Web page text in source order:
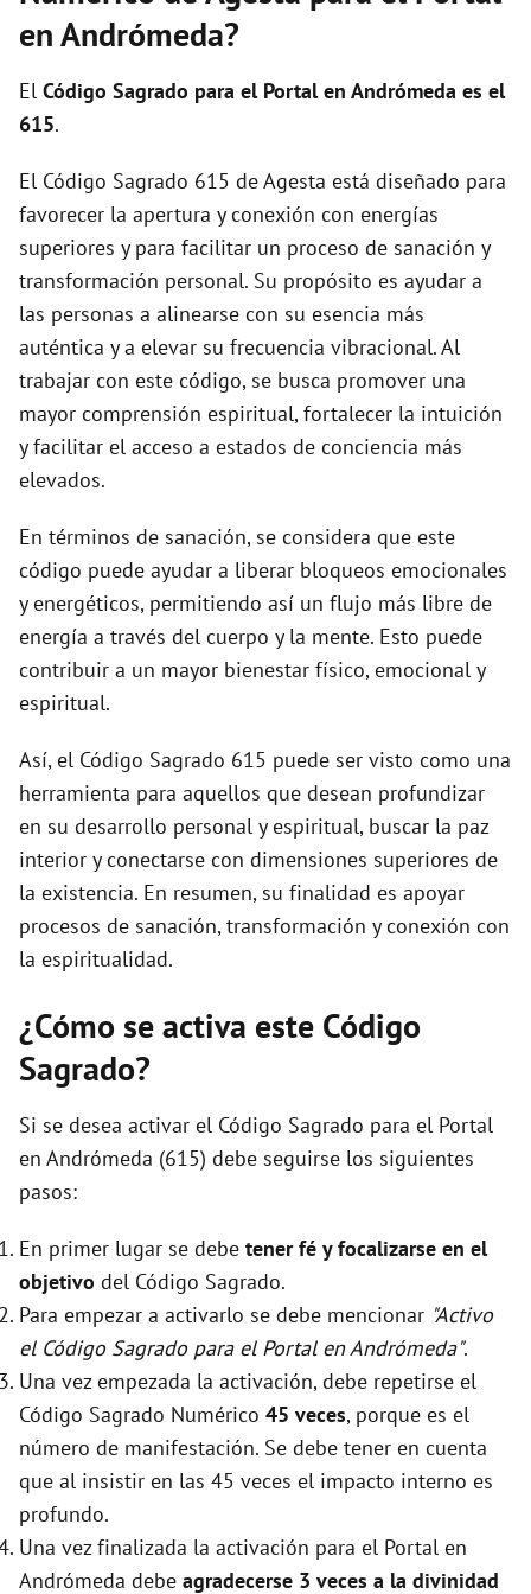
i
d
o
en Andrómeda?
El Código Sagrado para el Portal en Andrómeda es el
615.
El Código Sagrado 615 de Agesta está diseñado para
favorecer la apertura y conexión con energías
superiores y para facilitar un proceso de sanación y
transformación personal. Su propósito es ayudar a
las personas a alinearse con su esencia más
auténtica y a elevar su frecuencia vibracional. Al
trabajar con este código, se busca promover una
mayor comprensión espiritual, fortalecer la intuición
y facilitar el acceso a estados de conciencia más
elevados.
En términos de sanación, se considera que este
código puede ayudar a liberar bloqueos emocionales
y energéticos, permitiendo así un flujo más libre de
energía a través del cuerpo y la mente. Esto puede
contribuir a un mayor bienestar físico, emocional y
espiritual.
Así, el Código Sagrado 615 puede ser visto como una
herramienta para aquellos que desean profundizar
en su desarrollo personal y espiritual, buscar la paz
interior y conectarse con dimensiones superiores de
la existencia. En resumen, su finalidad es apoyar
procesos de sanación, transformación y conexión con
la espiritualidad.
¿Cómo se activa este Código
Sagrado?
Si se desea activar el Código Sagrado para el Portal
en Andrómeda (615) debe seguirse los siguientes
pasos:
En primer lugar se debe tener fé y focalizarse en el
objetivo del Código Sagrado.
Para empezar a activarlo se debe mencionar "Activo
el Código Sagrado para el Portal en Andrómeda".
Una vez empezada la activación, debe repetirse el
Código Sagrado Numérico 45 veces, porque es el
número de manifestación. Se debe tener en cuenta
que al insistir en las 45 veces el impacto interno es
profundo.
Una vez finalizada la activación para el Portal en
Andrómeda debe agradecerse 3 veces a la divinidad